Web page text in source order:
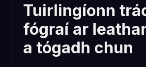
Tuirlingíonn
fógraí ar
a tógadh chun